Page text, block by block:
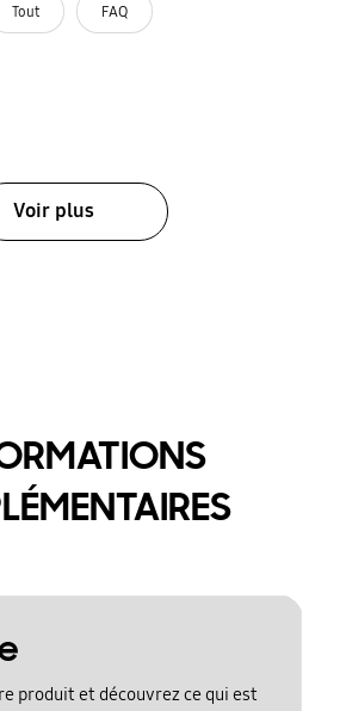
Tout FAQ
Voir plus
produit et découvrez ce qui est